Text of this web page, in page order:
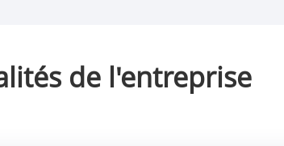
de l'entreprise